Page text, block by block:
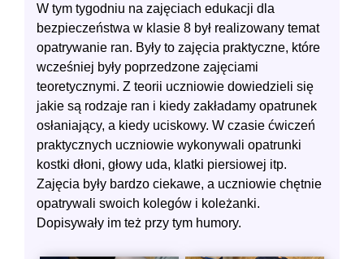
W tym tygodniu na zajęciach edukacji dla
bezpieczeństwa w klasie 8 był realizowany temat
opatrywanie ran. Były to zajęcia praktyczne, które
wcześniej były poprzedzone zajęciami
teoretycznymi. Z teorii uczniowie dowiedzieli się
jakie są rodzaje ran i kiedy zakładamy opatrunek
osłaniający, a kiedy uciskowy. W czasie ćwiczeń
praktycznych uczniowie wykonywali opatrunki
kostki dłoni, głowy uda, klatki piersiowej itp.
Zajęcia były bardzo ciekawe, a uczniowie chętnie
opatrywali swoich kolegów i koleżanki.
Dopisywały im też przy tym humory.